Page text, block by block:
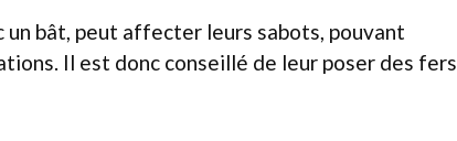
un bât, peut affecter leurs sabots, pouvant
Il est donc conseillé de leur poser des fers